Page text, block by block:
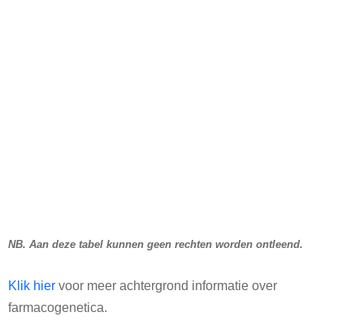
NB. Aan deze tabel kunnen geen rechten worden ontleend.
Klik hier voor meer achtergrond informatie over
farmacogenetica.